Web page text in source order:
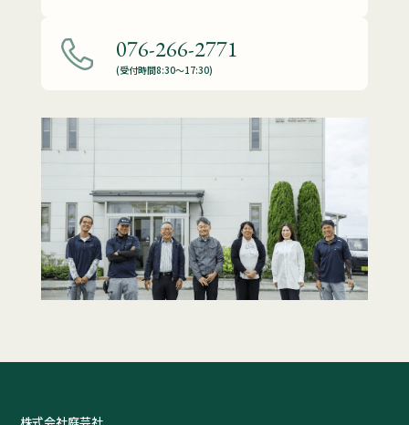
076-266-2771
(受付時間8:30～17:30)